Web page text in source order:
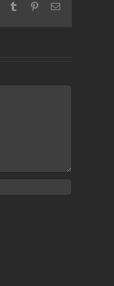
Tumblr PinterestEmail